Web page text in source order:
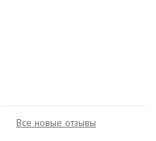
Все новые отзывы